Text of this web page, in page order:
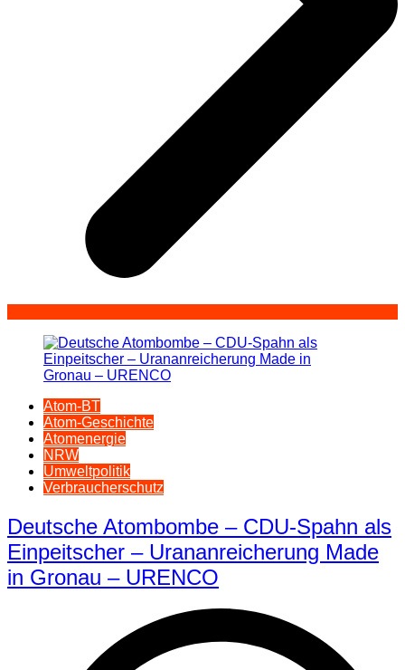
Atom-BT
Atom-Geschichte
Atomenergie
NRW
Umweltpolitik
Verbraucherschutz
Deutsche Atombombe – CDU-Spahn als
Einpeitscher – Urananreicherung Made
in Gronau – URENCO